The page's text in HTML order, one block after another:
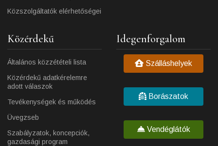
Közszolgáltatók elérhetőségei
Közérdekű
Általános közzétételi lista
Közérdekű adatkérelemre
adott válaszok
Tevékenységek és működés
Üvegzseb
Szabályzatok, koncepciók,
gazdasági program
Idegenforgalom
Szálláshelyek
Borászatok
Vendéglátók